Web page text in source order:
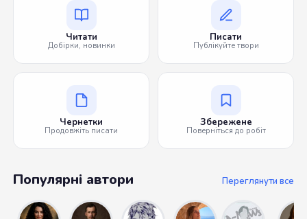
Читати
Добірки, новинки
Писати
Публікуйте твори
Чернетки
Продовжіть писати
Збережене
Поверніться до робіт
Популярні автори Переглянути все